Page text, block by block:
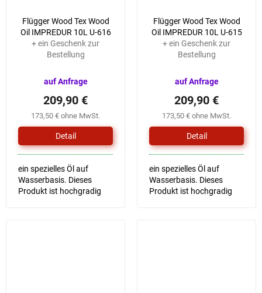
Flügger Wood Tex Wood
Oil IMPREDUR 10L U-616
+ ein Geschenk zur
Bestellung
auf Anfrage
173,50 € ohne MwSt.
209,90 €
Detail
ein spezielles Öl auf
Wasserbasis. Dieses
Produkt ist hochgradig
Flügger Wood Tex Wood
Oil IMPREDUR 10L U-615
+ ein Geschenk zur
Bestellung
auf Anfrage
173,50 € ohne MwSt.
209,90 €
Detail
ein spezielles Öl auf
Wasserbasis. Dieses
Produkt ist hochgradig